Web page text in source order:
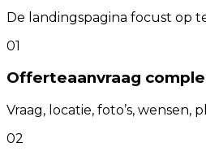
De landingspagina focust op
01
Offerteaanvraag
Vraag, locatie, foto’s,
02